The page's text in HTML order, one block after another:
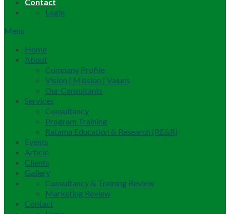
Login
Menu
Home
About
Company Profile
Vision | Mission | Values
Our Consultants
Services
Consultancy
Program Training
Ratama Education & Research (RE&R)
Events
Article
Clients
Gallery
Consultancy & Training Review
Marketing Review
Contact